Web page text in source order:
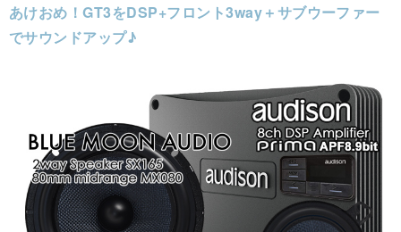
あけおめ！GT3をDSP+フロント3way＋サブウーファー
でサウンドアップ♪